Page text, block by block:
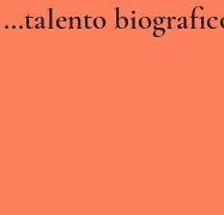
...talento